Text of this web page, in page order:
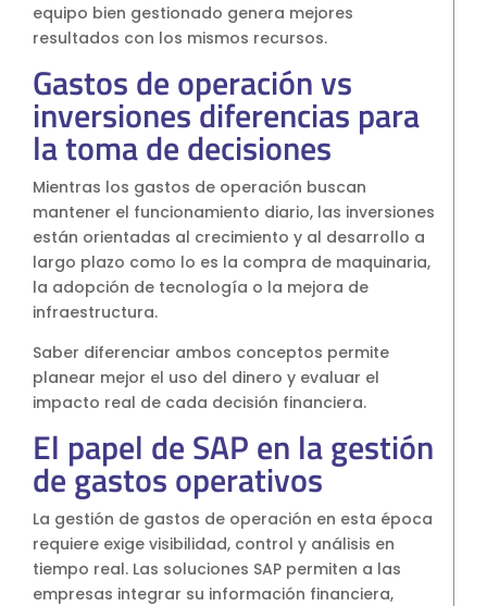
equipo bien gestionado genera mejores
resultados con los mismos recursos.
Gastos de operación vs
inversiones diferencias para
la toma de decisiones
Mientras los gastos de operación buscan
mantener el funcionamiento diario, las inversiones
están orientadas al crecimiento y al desarrollo a
largo plazo como lo es la compra de maquinaria,
la adopción de tecnología o la mejora de
infraestructura.
Saber diferenciar ambos conceptos permite
planear mejor el uso del dinero y evaluar el
impacto real de cada decisión financiera.
El papel de SAP en la gestión
de gastos operativos
La gestión de gastos de operación en esta época
requiere exige visibilidad, control y análisis en
tiempo real. Las soluciones SAP permiten a las
empresas integrar su información financiera,